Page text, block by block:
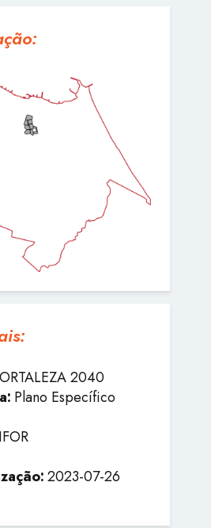
2040
Plano Específico
2023-07-26